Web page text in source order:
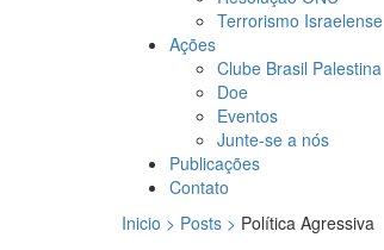
Terrorismo Israelense
Ações
Clube Brasil Palestina
Doe
Eventos
Junte-se a nós
Publicações
Contato
Inicio > Posts > Política Agressiva